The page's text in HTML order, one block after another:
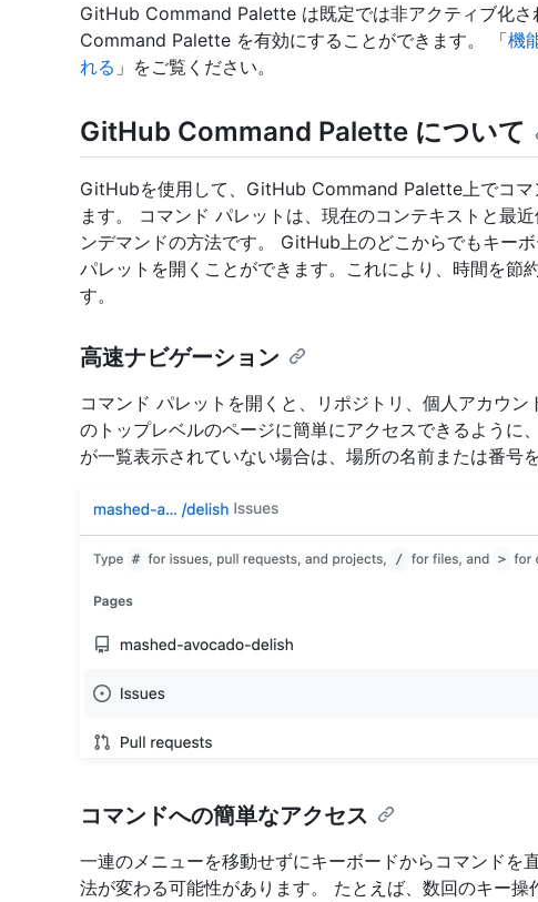
GitHub Command Palette は既定では非アクティブ化
Command Palette を有効にすることができます。 「機
れる 」をご覧ください。
GitHub Command Palette について
GitHubを使用して、GitHub Command Palette上でコマ
ます。 コマンド パレットは、現在のコンテキストと最
ンデマンドの方法です。 GitHub上のどこからでもキー
パレットを開くことができます。これにより、時間を節
す。
高速ナビゲーション
コマンド パレットを開くと、リポジトリ、個人アカウ
のトップレベルのページに簡単にアクセスできるように
が一覧表示されていない場合は、場所の名前または番号
コマンドへの簡単なアクセス
一連のメニューを移動せずにキーボードからコマンド
法が変わる可能性があります。 たとえば、数回のキー